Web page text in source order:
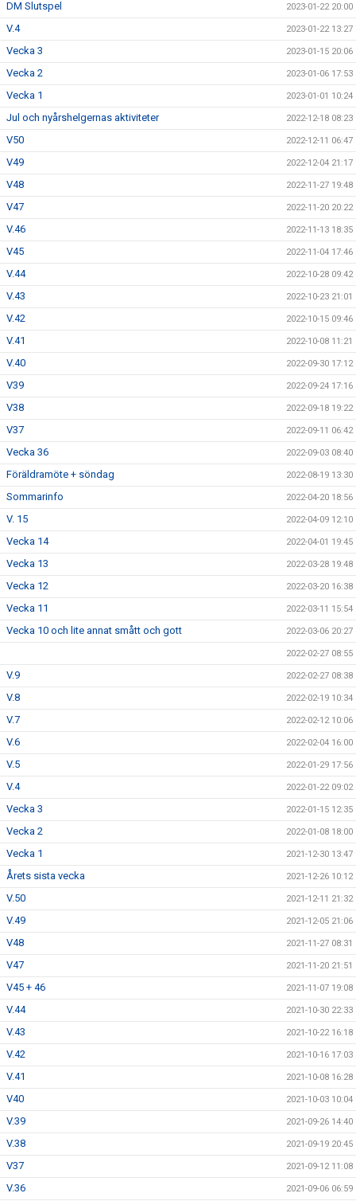
DM Slutspel 2023-01-22 20:00
V.4 2023-01-22 13:27
Vecka 3 2023-01-15 20:06
Vecka 2 2023-01-06 17:53
Vecka 1 2023-01-01 10:24
Jul och nyårshelgernas aktiviteter 2022-12-18 08:23
V50 2022-12-11 06:47
V49 2022-12-04 21:17
V48 2022-11-27 19:48
V47 2022-11-20 20:22
V.46 2022-11-13 18:35
V45 2022-11-04 17:46
V.44 2022-10-28 09:42
V.43 2022-10-23 21:01
V.42 2022-10-15 09:46
V.41 2022-10-08 11:21
V.40 2022-09-30 17:12
V39 2022-09-24 17:16
V38 2022-09-18 19:22
V37 2022-09-11 06:42
Vecka 36 2022-09-03 08:40
Föräldramöte + söndag 2022-08-19 13:30
Sommarinfo 2022-04-20 18:56
V. 15 2022-04-09 12:10
Vecka 14 2022-04-01 19:45
Vecka 13 2022-03-28 19:48
Vecka 12 2022-03-20 16:38
Vecka 11 2022-03-11 15:54
Vecka 10 och lite annat smått och gott 2022-03-06 20:27
2022-02-27 08:55
V.9 2022-02-27 08:38
V.8 2022-02-19 10:34
V.7 2022-02-12 10:06
V.6 2022-02-04 16:00
V.5 2022-01-29 17:56
V.4 2022-01-22 09:02
Vecka 3 2022-01-15 12:35
Vecka 2 2022-01-08 18:00
Vecka 1 2021-12-30 13:47
Årets sista vecka 2021-12-26 10:12
V.50 2021-12-11 21:32
V.49 2021-12-05 21:06
V48 2021-11-27 08:31
V47 2021-11-20 21:51
V45 + 46 2021-11-07 19:08
V.44 2021-10-30 22:33
V.43 2021-10-22 16:18
V.42 2021-10-16 17:03
V.41 2021-10-08 16:28
V40 2021-10-03 10:04
V.39 2021-09-26 14:40
V.38 2021-09-19 20:45
V37 2021-09-12 11:08
V.36 2021-09-06 06:59